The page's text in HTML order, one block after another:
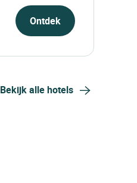
Ontdek
Bekijk alle hotels